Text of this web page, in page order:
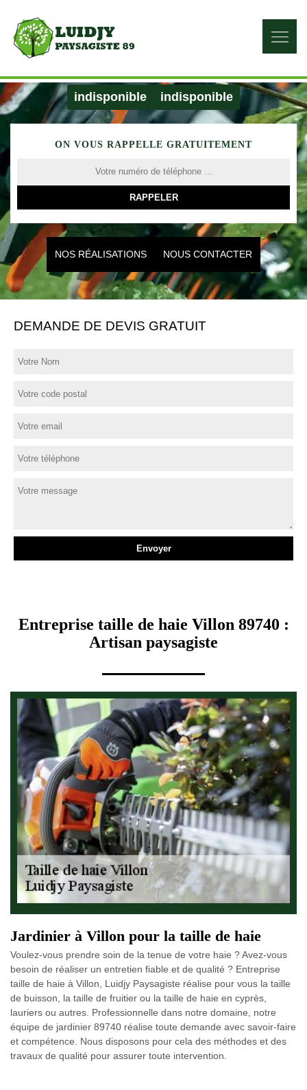
indisponible indisponible
ON VOUS RAPPELLE GRATUITEMENT
NOS RÉALISATIONS NOUS CONTACTER
DEMANDE DE DEVIS GRATUIT
Entreprise taille de haie Villon 89740 :
Artisan paysagiste
Jardinier à Villon pour la taille de haie
Voulez-vous prendre soin de la tenue de votre haie ? Avez-vous
besoin de réaliser un entretien fiable et de qualité ? Entreprise
taille de haie à Villon, Luidjy Paysagiste réalise pour vous la taille
de buisson, la taille de fruitier ou la taille de haie en cyprès,
lauriers ou autres. Professionnelle dans notre domaine, notre
équipe de jardinier 89740 réalise toute demande avec savoir-faire
et compétence. Nous disposons pour cela des méthodes et des
travaux de qualité pour assurer toute intervention.